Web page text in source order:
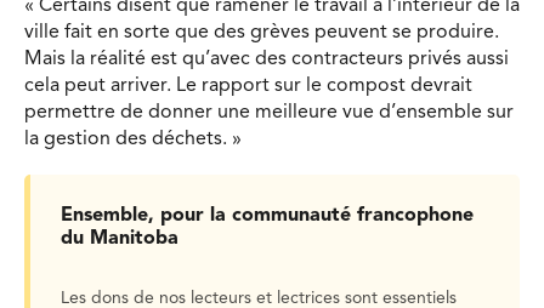
« Certains disent que ramener le travail à l’intérieur de la
ville fait en sorte que des grèves peuvent se produire.
Mais la réalité est qu’avec des contracteurs privés aussi
cela peut arriver. Le rapport sur le compost devrait
permettre de donner une meilleure vue d’ensemble sur
la gestion des déchets. »
Ensemble, pour la communauté francophone
du Manitoba
Les dons de nos lecteurs et lectrices sont essentiels